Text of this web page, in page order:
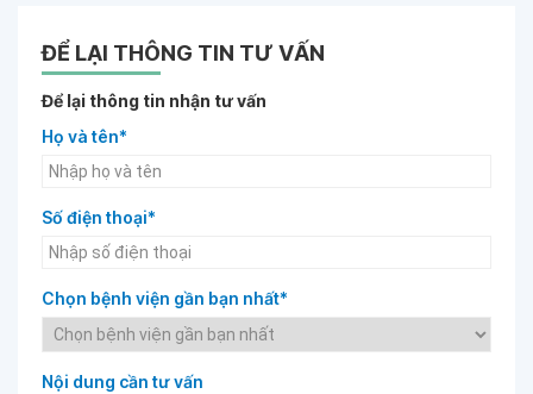
ĐỂ LẠI THÔNG TIN TƯ VẤN
Để lại thông tin nhận tư vấn
Họ và tên*
Số điện thoại*
Chọn bệnh viện gần bạn nhất*
Nội dung cần tư vấn